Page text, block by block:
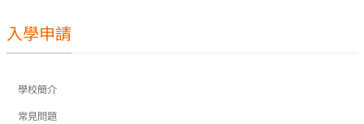
入學申請
學校簡介
常見問題